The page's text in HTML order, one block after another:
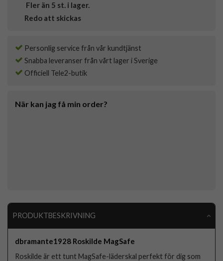
Fler än 5 st. i lager.
Redo att skickas
Personlig service från vår kundtjänst
Snabba leveranser från vårt lager i Sverige
Officiell Tele2-butik
När kan jag få min order?
PRODUKTBESKRIVNING
dbramante1928 Roskilde MagSafe
Roskilde är ett tunt MagSafe-läderskal perfekt för dig som